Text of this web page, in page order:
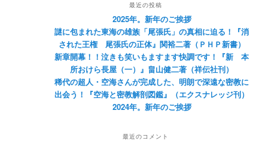
最近の投稿
2025年。新年のご挨拶
謎に包まれた東海の雄族「尾張氏」の真相に迫る！『消
された王権 尾張氏の正体』関裕二著（ＰＨＰ新書）
新章開幕！！泣きも笑いもますます快調です！『新 本
所おけら長屋（一）』畠山健二著（祥伝社刊）
稀代の超人・空海さんが完成した、明朗で深遠な密教に
出会う！『空海と密教解剖図鑑』（エクスナレッジ刊）
2024年。新年のご挨拶
最近のコメント